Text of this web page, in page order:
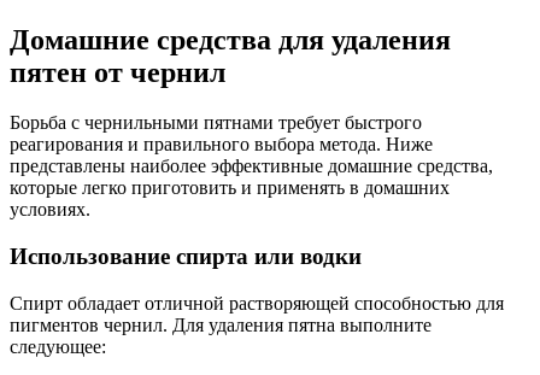
Домашние средства для удаления
пятен от чернил
Борьба с чернильными пятнами требует быстрого
реагирования и правильного выбора метода. Ниже
представлены наиболее эффективные домашние средства,
которые легко приготовить и применять в домашних
условиях.
Использование спирта или водки
Спирт обладает отличной растворяющей способностью для
пигментов чернил. Для удаления пятна выполните
следующее: